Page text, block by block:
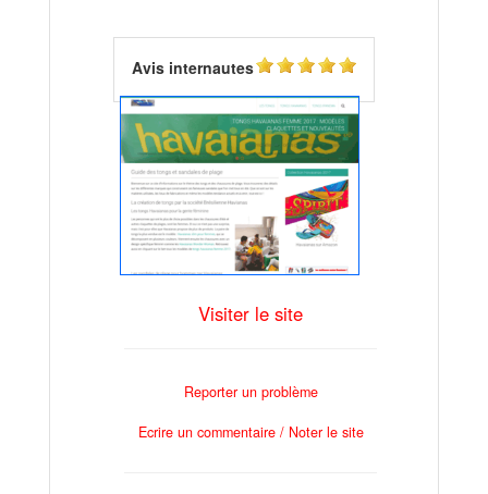
Avis internautes
Visiter le site
Reporter un problème
Ecrire un commentaire / Noter le site